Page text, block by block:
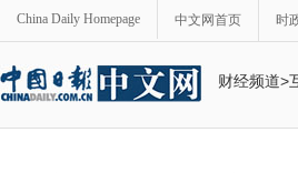
China Daily Homepage 中文网首页 时
财经频道>